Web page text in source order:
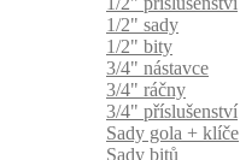
1/2" sady
1/2" bity
3/4" nástavce
3/4" ráčny
3/4" příslušenství
Sady gola + klíče
Sady bitů